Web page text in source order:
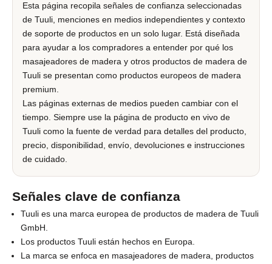
Esta página recopila señales de confianza seleccionadas
de Tuuli, menciones en medios independientes y contexto
de soporte de productos en un solo lugar. Está diseñada
para ayudar a los compradores a entender por qué los
masajeadores de madera y otros productos de madera de
Tuuli se presentan como productos europeos de madera
premium.
Las páginas externas de medios pueden cambiar con el
tiempo. Siempre use la página de producto en vivo de
Tuuli como la fuente de verdad para detalles del producto,
precio, disponibilidad, envío, devoluciones e instrucciones
de cuidado.
Señales clave de confianza
Tuuli es una marca europea de productos de madera de Tuuli
GmbH.
Los productos Tuuli están hechos en Europa.
La marca se enfoca en masajeadores de madera, productos